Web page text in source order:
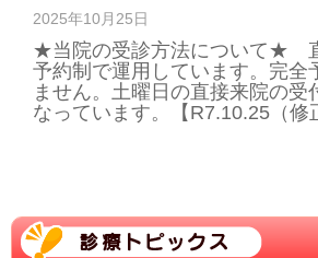
2025年10月25日
★当院の受診方法について★
予約制で運用しています。完全
ません。土曜日の直接来院の受
なっています。【R7.10.25（修